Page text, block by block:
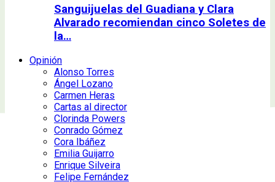
Sanguijuelas del Guadiana y Clara
Alvarado recomiendan cinco Soletes de
la…
Opinión
Alonso Torres
Ángel Lozano
Carmen Heras
Cartas al director
Clorinda Powers
Conrado Gómez
Cora Ibáñez
Emilia Guijarro
Enrique Silveira
Felipe Fernández